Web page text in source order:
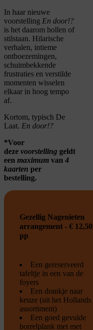
In haar nieuwe
voorstelling En door!?
is het daarom hollen of
stilstaan. Hilarische
verhalen, intieme
ontboezemingen,
schuimbekkende
frustraties en verstilde
momenten wisselen
elkaar in hoog tempo
af.
Kortom, typisch De
Laat. En door!?
*Voor
deze voorstelling geldt
een maximum van 4
kaarten per
bestelling.
Gezellig Nagenieten
arrangement - € 12,50
pp
Een gereserveerd
tafeltje in een van de
foyers
Een drankje naar
keuze (uit het Hollands
assortiment)
Een goed gevulde
borrelplank met met